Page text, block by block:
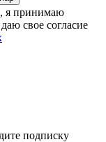
я принимаю
свое согласие
подписку